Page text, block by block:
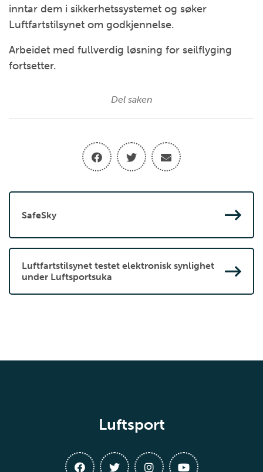
inntar dem i sikkerhetssystemet og søker
Luftfartstilsynet om godkjennelse.
Arbeidet med fullverdig løsning for seilflyging
fortsetter.
Del saken
SafeSky
Luftfartstilsynet testet elektronisk synlighet
under Luftsportsuka
Luftsport